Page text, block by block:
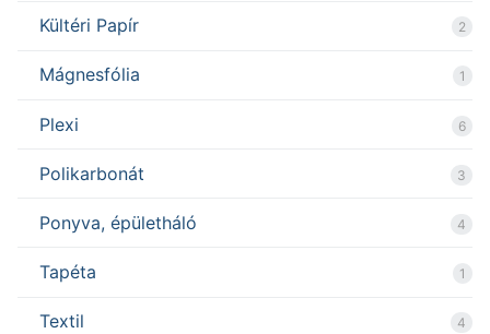
Kültéri Papír 2
Mágnesfólia 1
Plexi 6
Polikarbonát 3
Ponyva, épületháló 4
Tapéta 1
Textil 4